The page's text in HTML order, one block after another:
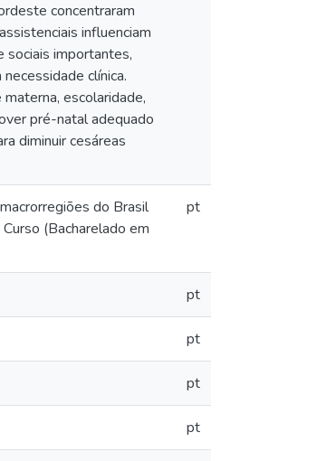
concentraram
influenciam
sociais importantes,
clínica.
escolaridade,
pré-natal adequado
diminuir cesáreas
do Brasil
(Bacharelado em
pt
pt
pt
pt
pt